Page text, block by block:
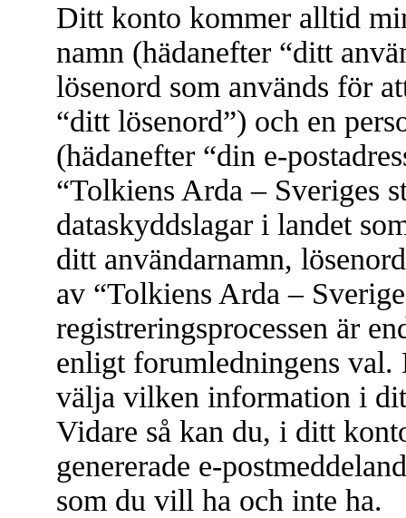
Ditt konto kommer alltid
namn (hädanefter “ditt
lösenord som används för
“ditt lösenord”) och en
(hädanefter “din e-
“Tolkiens Arda – Sveriges
dataskyddslagar i landet
ditt användarnamn,
av “Tolkiens Arda –
registreringsprocessen är
enligt forumledningens
välja vilken information i
Vidare så kan du, i ditt
genererade e-
som du vill ha och inte ha.